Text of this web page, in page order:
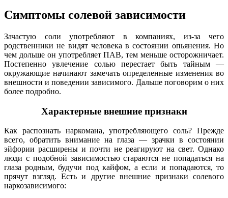
Симптомы солевой зависимости
Зачастую соли употребляют в компаниях, из-за чего
родственники не видят человека в состоянии опьянения. Но
чем дольше он употребляет ПАВ, тем меньше осторожничает.
Постепенно увлечение солью перестает быть тайным —
окружающие начинают замечать определенные изменения во
внешности и поведении зависимого. Дальше поговорим о них
более подробно.
Характерные внешние признаки
Как распознать наркомана, употребляющего соль? Прежде
всего, обратить внимание на глаза — зрачки в состоянии
эйфории расширены и почти не реагируют на свет. Однако
люди с подобной зависимостью стараются не попадаться на
глаза родным, будучи под кайфом, а если и попадаются, то
прячут взгляд. Есть и другие внешние признаки солевого
наркозависимого: